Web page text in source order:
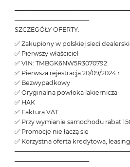
─────────────────
SZCZEGÓŁY OFERTY:
✅ Zakupiony w polskiej sieci
✅ Pierwszy właściciel
✅ VIN: TMBGK6NW5R3070792
✅ Pierwsza rejestracja 20/09/2024 r.
✅ Bezwypadkowy
✅ Oryginalna powłoka lakiernicza
✅ HAK
✅ Faktura VAT
✅ Przy wymianie samochodu rabat
✅ Promocje nie łączą się
✅ Korzystna oferta kredytowa,
─────────────────